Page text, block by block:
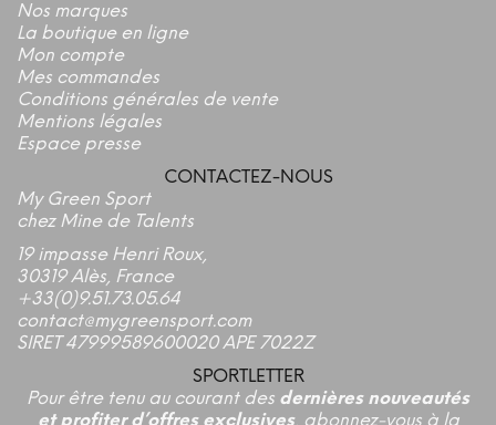
Nos marques
La boutique en ligne
Mon compte
Mes commandes
Conditions générales de vente
Mentions légales
Espace presse
CONTACTEZ-NOUS
My Green Sport
chez Mine de Talents
19 impasse Henri Roux,
30319 Alès, France
+33(0)9.51.73.05.64
contact@mygreensport.com
SIRET 47999589600020 APE 7022Z
SPORTLETTER
Pour être tenu au courant des dernières nouveautés
et profiter d’offres exclusives, abonnez-vous à la